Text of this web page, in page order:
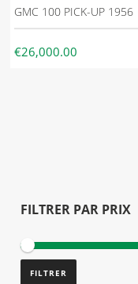
GMC 100 PICK-UP 1956
€26,000.00
FILTRER PAR PRIX
FILTRER